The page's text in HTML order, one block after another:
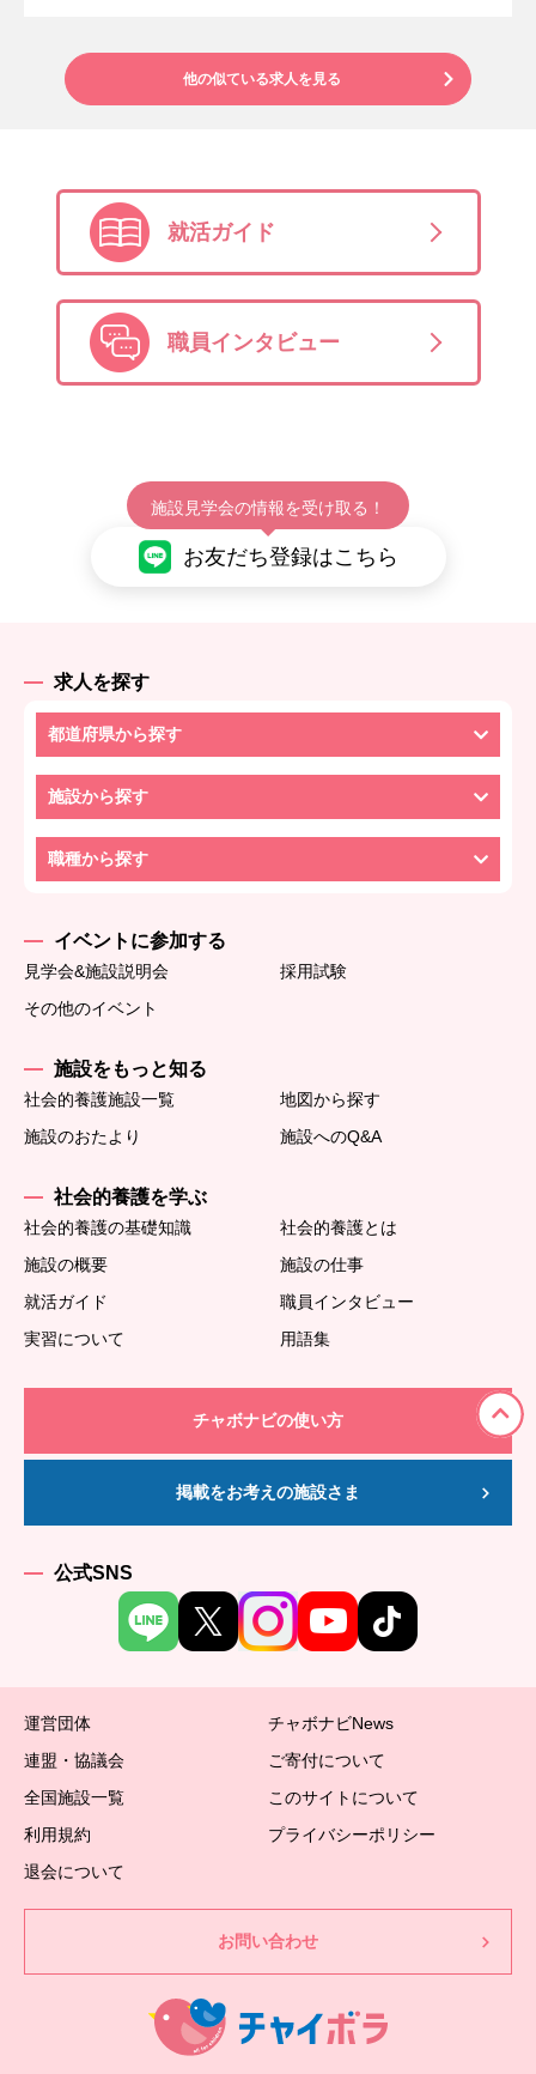
他の似ている求人を見る
就活ガイド
職員インタビュー
施設見学会の情報を受け取る！
お友だち登録はこちら
求人を探す
都道府県から探す
施設から探す
職種から探す
イベントに参加する
見学会&施設説明会
採用試験
その他のイベント
施設をもっと知る
社会的養護施設一覧
地図から探す
施設のおたより
施設へのQ&A
社会的養護を学ぶ
社会的養護の基礎知識
社会的養護とは
施設の概要
施設の仕事
就活ガイド
職員インタビュー
実習について
用語集
チャボナビの使い方
掲載をお考えの施設さま
公式SNS
運営団体
チャボナビNews
連盟・協議会
ご寄付について
全国施設一覧
このサイトについて
利用規約
プライバシーポリシー
退会について
お問い合わせ